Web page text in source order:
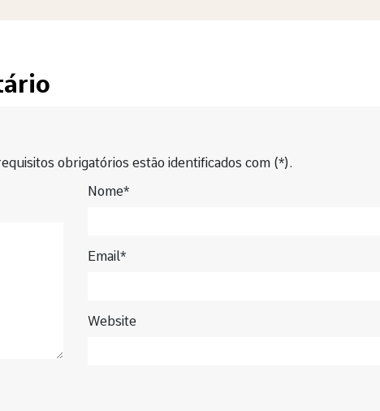
obrigatórios estão identificados com (*).
Nome*
Email*
Website